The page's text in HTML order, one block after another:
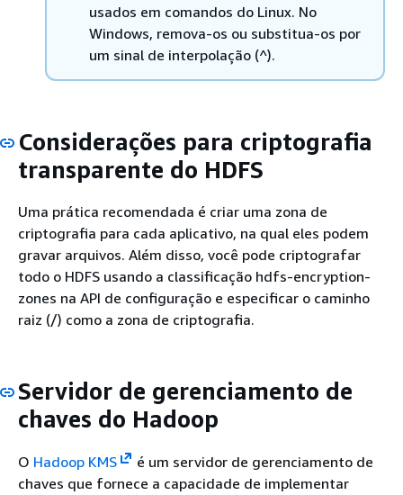
usados ​​em comandos do Linux. No
Windows, remova-os ou substitua-os por
um sinal de interpolação (^).
Considerações para criptografia
transparente do HDFS
Uma prática recomendada é criar uma zona de
criptografia para cada aplicativo, na qual eles podem
gravar arquivos. Além disso, você pode criptografar
todo o HDFS usando a classificação hdfs-encryption-
zones na API de configuração e especificar o caminho
raiz (/) como a zona de criptografia.
Servidor de gerenciamento de
chaves do Hadoop
O Hadoop KMS
é um servidor de gerenciamento de
chaves que fornece a capacidade de implementar